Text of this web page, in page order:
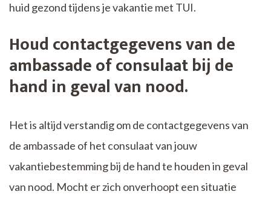
huid gezond tijdens je vakantie met TUI.
Houd contactgegevens van de
ambassade of consulaat bij de
hand in geval van nood.
Het is altijd verstandig om de contactgegevens van
de ambassade of het consulaat van jouw
vakantiebestemming bij de hand te houden in geval
van nood. Mocht er zich onverhoopt een situatie